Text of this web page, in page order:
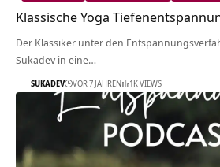
Klassische Yoga
Der Klassiker unter den
Sukadev in eine…
SUKADEV VOR 7 JAHREN 1K VIEWS